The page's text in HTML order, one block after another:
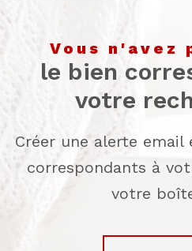
vous n'avez
le bien
votre
Créer une alerte email
correspondants à
votre